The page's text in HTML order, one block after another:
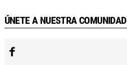
ÚNETE A NUESTRA COMUNIDAD